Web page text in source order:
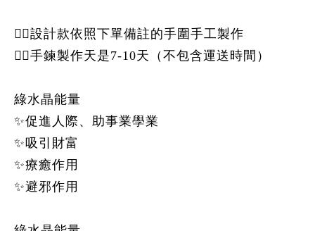
👉🏻設計款依照下單備註的手圍手工製作
👉🏻手鍊製作天是7-10天（不包含運送時間）
綠水晶能量
✨促進人際、助事業學業
✨吸引財富
✨療癒作用
✨避邪作用